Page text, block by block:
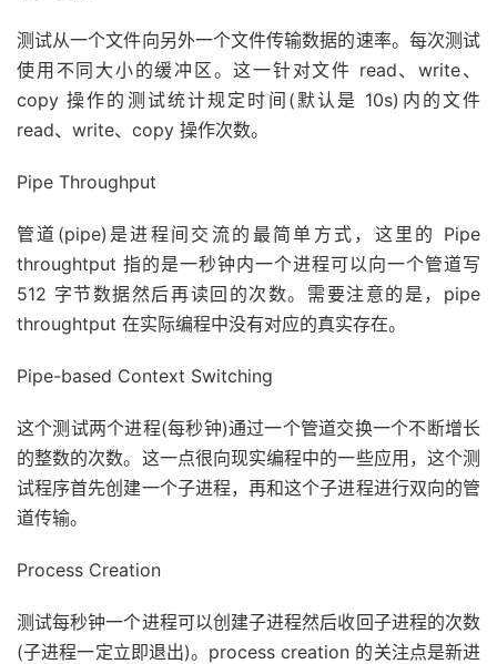
测试从一个文件向另外一个文件传输数据的速率。每次测试
使用不同大小的缓冲区。这一针对文件 read、write、
copy 操作的测试统计规定时间(默认是 10s)内的文件
read、write、copy 操作次数。
Pipe Throughput
管道(pipe)是进程间交流的最简单方式，这里的 Pipe
throughtput 指的是一秒钟内一个进程可以向一个管道写
512 字节数据然后再读回的次数。需要注意的是，pipe
throughtput 在实际编程中没有对应的真实存在。
Pipe-based Context Switching
这个测试两个进程(每秒钟)通过一个管道交换一个不断增长
的整数的次数。这一点很向现实编程中的一些应用，这个测
试程序首先创建一个子进程，再和这个子进程进行双向的管
道传输。
Process Creation
测试每秒钟一个进程可以创建子进程然后收回子进程的次数
(子进程一定立即退出)。process creation 的关注点是新进